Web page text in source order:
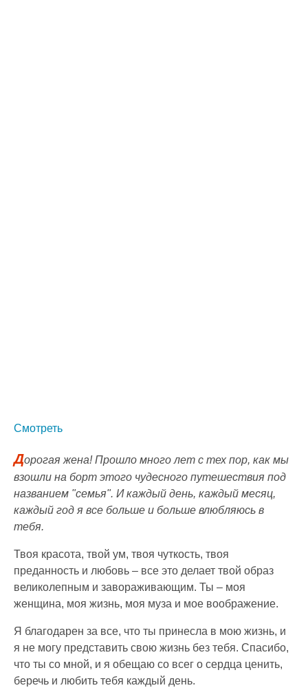
Смотреть
Дорогая жена! Прошло много лет с тех пор, как мы
взошли на борт этого чудесного путешествия под
названием "семья". И каждый день, каждый месяц,
каждый год я все больше и больше влюбляюсь в
тебя.
Твоя красота, твой ум, твоя чуткость, твоя
преданность и любовь – все это делает твой образ
великолепным и завораживающим. Ты – моя
женщина, моя жизнь, моя муза и мое воображение.
Я благодарен за все, что ты принесла в мою жизнь, и
я не могу представить свою жизнь без тебя. Спасибо,
что ты со мной, и я обещаю со всег о сердца ценить,
беречь и любить тебя каждый день.